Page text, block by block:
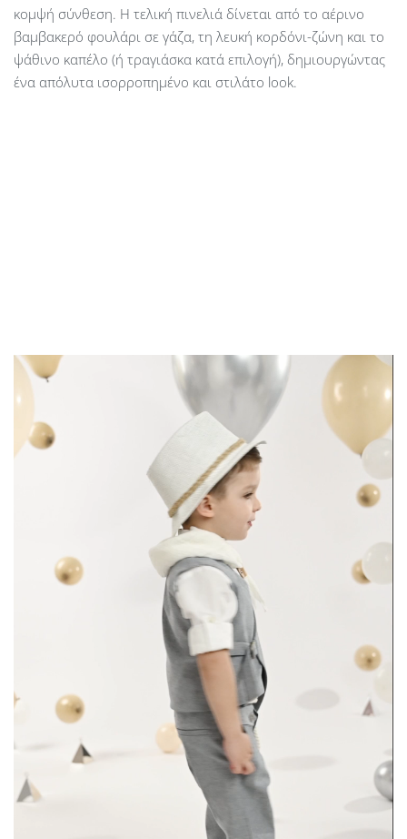
κομψή σύνθεση. Η τελική πινελιά δίνεται από το αέρινο
βαμβακερό φουλάρι σε γάζα, τη λευκή κορδόνι-ζώνη και το
ψάθινο καπέλο (ή τραγιάσκα κατά επιλογή), δημιουργώντας
ένα απόλυτα ισορροπημένο και στιλάτο look.